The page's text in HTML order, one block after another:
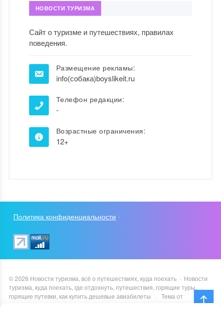
НОВОСТИ ТУРИЗМА
Сайт о туризме и путешествиях, правилах
поведения.
Размещение рекламы:
info(собака)boyslikeit.ru
Телефон редакции:
-
Возрастные ограничения:
12+
Политика конфиденциальности ·
©2026 Новости туризма, всё о путешествиях, куда поехать· Новости
туризма, куда поехать, где отдохнуть, путешествия, горящие туры,
горящие путевки, как купить дешевые авиабилеты
· Тема от